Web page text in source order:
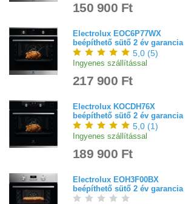
150 900 Ft
Electrolux EOC6P77WX
beépíthető sütő 2 év garancia
5,0 (5)
Ingyenes szállítással
217 900 Ft
Electrolux KOCDH76X
beépíthető sütő 2 év garancia
5,0 (1)
Ingyenes szállítással
189 900 Ft
Electrolux EOH3F00BX
beépíthető sütő 2 év garancia